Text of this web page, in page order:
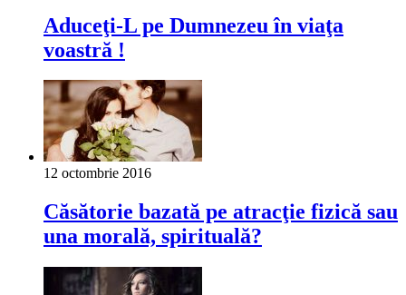
Aduceţi-L pe Dumnezeu în viaţa
voastră !
12 octombrie 2016
Căsătorie bazată pe atracţie fizică sau
una morală, spirituală?